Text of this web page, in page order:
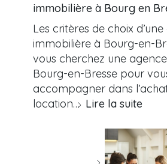
immobilière à Bourg en
Les critères de choix
immobilière à Bourg-en-
vous cherchez une
Bourg-en-Bresse pour
accompagner dans
location… Lire la suite